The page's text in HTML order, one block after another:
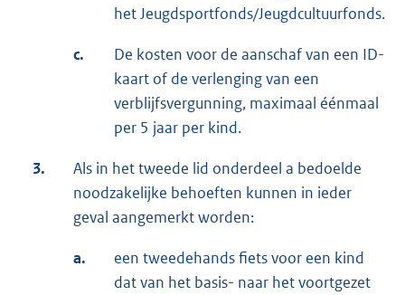
het Jeugdsportfonds/Jeugdcultuurfonds.
c.
De kosten voor de aanschaf van een ID-
kaart of de verlenging van een
verblijfsvergunning, maximaal éénmaal
per 5 jaar per kind.
3.
Als in het tweede lid onderdeel a bedoelde
noodzakelijke behoeften kunnen in ieder
geval aangemerkt worden:
a.
een tweedehands fiets voor een kind
dat van het basis- naar het voortgezet